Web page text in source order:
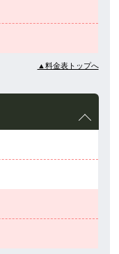
▲料金表トップへ